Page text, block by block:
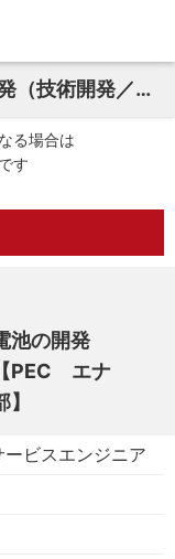
《守口》リチウムイオン電池の開発（技術開発／技術営業）【PEC エナジーソリューション事業部】
る場合は
す
池の開発
PEC エナ
ビスエンジニア